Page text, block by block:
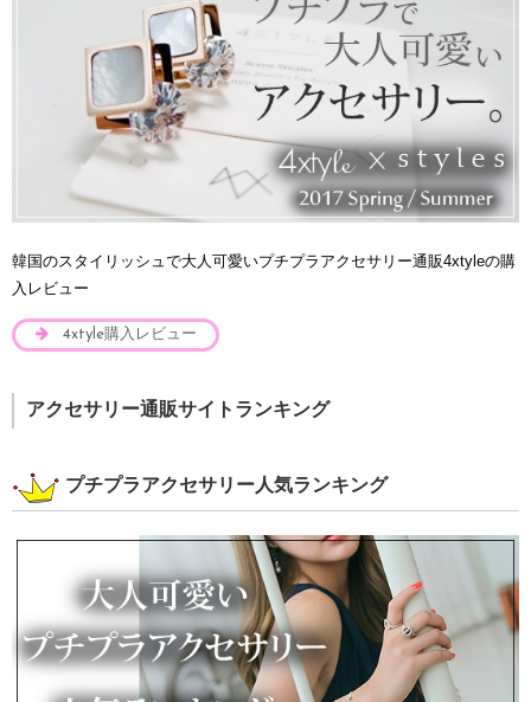
韓国のスタイリッシュで大人可愛いプチプラアクセサリー通販4xtyleの購
入レビュー
4xtyle購入レビュー
アクセサリー通販サイトランキング
プチプラアクセサリー人気ランキング